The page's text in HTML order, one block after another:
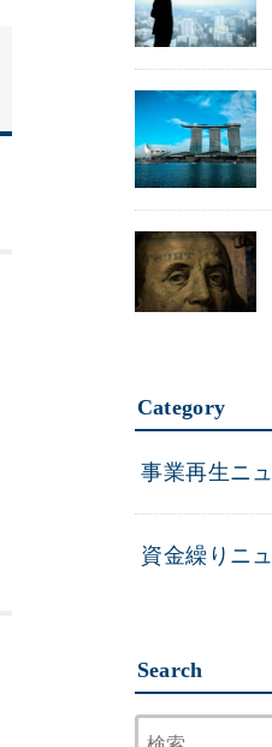
Category
事業再生ニ
資金繰りニ
Search